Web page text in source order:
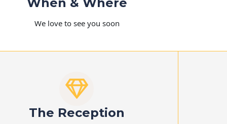
We love to see you soon
The Reception